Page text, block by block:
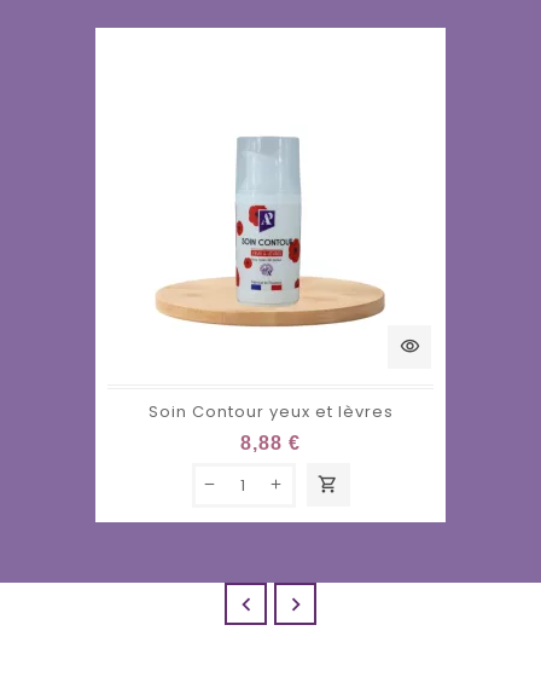
visibility
Soin Contour yeux et lèvres
8,88 €
shopping_cart
 